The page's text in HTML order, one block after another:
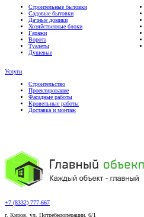
Строительные бытовки
Садовые бытовки
Дачные домики
Хозяйственные блоки
Гаражи
Ворота
Туалеты
Душевые
Услуги
Строительство
Проектирование
Фасадные работы
Кровельные работы
Доставка и монтаж
+7 (8332) 777-667
г. Киров, ул. Потребкооперации, 6/1